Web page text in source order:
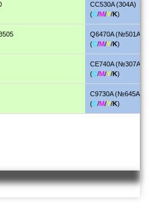
CC530A (304A)
(C/M/Y/K)
Q6470A (№501A)
(C/M/Y/K)
CE740A (№307A)
(C/M/Y/K)
C9730A (№645A)
(C/M/Y/K)